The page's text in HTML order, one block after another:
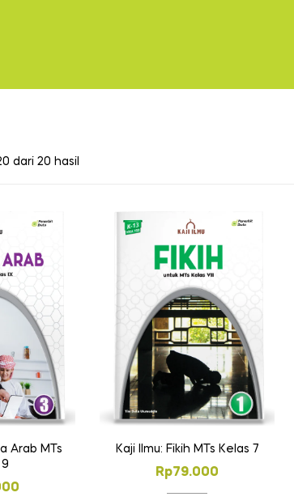
dari 20 hasil
Arab MTs
Kaji Ilmu: Fikih MTs Kelas 7
Rp79.000